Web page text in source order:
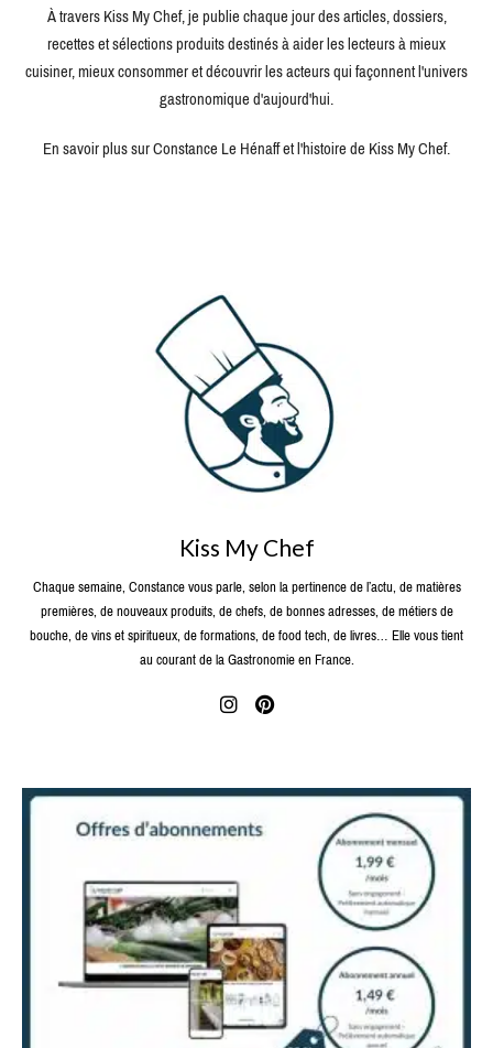
À travers Kiss My Chef, je publie chaque jour des articles, dossiers,
recettes et sélections produits destinés à aider les lecteurs à mieux
cuisiner, mieux consommer et découvrir les acteurs qui façonnent l'univers
gastronomique d'aujourd'hui.
En savoir plus sur Constance Le Hénaff et l'histoire de Kiss My Chef.
Kiss My Chef
Chaque semaine, Constance vous parle, selon la pertinence de l’actu, de matières
premières, de nouveaux produits, de chefs, de bonnes adresses, de métiers de
bouche, de vins et spiritueux, de formations, de food tech, de livres… Elle vous tient
au courant de la Gastronomie en France.